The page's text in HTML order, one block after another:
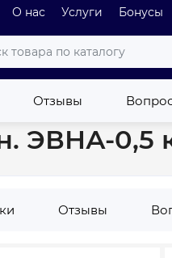
О нас Услуги Бонусы
Отзывы
ТЕРМИЯ настен. ЭВНА-0,5
ЭВНА-0,5
Отзывы